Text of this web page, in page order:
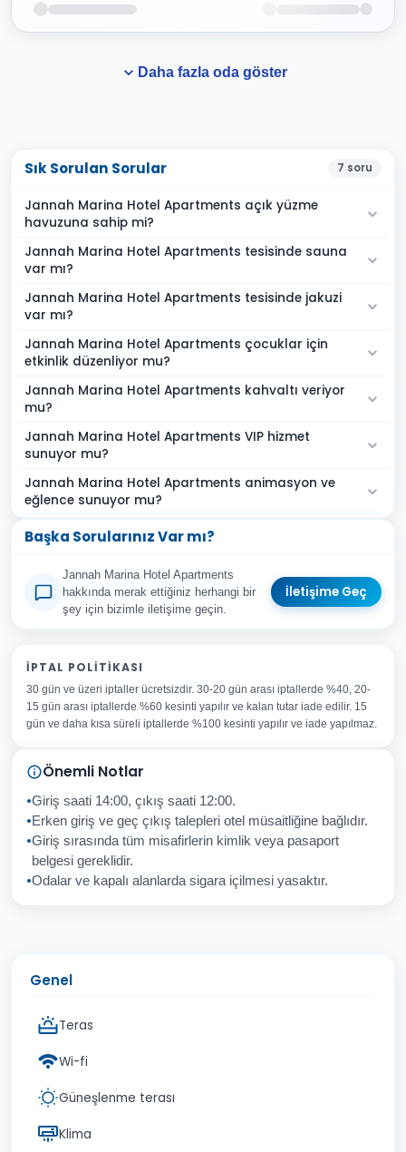
Daha fazla oda göster
Sık Sorulan Sorular 7 soru
Jannah Marina Hotel Apartments açık yüzme
havuzuna sahip mi?
Jannah Marina Hotel Apartments tesisinde sauna
var mı?
Jannah Marina Hotel Apartments tesisinde jakuzi
var mı?
Jannah Marina Hotel Apartments çocuklar için
etkinlik düzenliyor mu?
Jannah Marina Hotel Apartments kahvaltı veriyor
mu?
Jannah Marina Hotel Apartments VIP hizmet
sunuyor mu?
Jannah Marina Hotel Apartments animasyon ve
eğlence sunuyor mu?
Başka Sorularınız Var mı?
Jannah Marina Hotel Apartments
hakkında merak ettiğiniz herhangi bir
şey için bizimle iletişime geçin.
İletişime Geç
Adınız Soyadınız
E-posta Adresiniz
Konu
Sorunuz
İptal Gönder
İPTAL POLITIKASI
30 gün ve üzeri iptaller ücretsizdir. 30-20 gün arası iptallerde %40, 20-
15 gün arası iptallerde %60 kesinti yapılır ve kalan tutar iade edilir. 15
gün ve daha kısa süreli iptallerde %100 kesinti yapılır ve iade yapılmaz.
Önemli Notlar
Giriş saati 14:00, çıkış saati 12:00.
Erken giriş ve geç çıkış talepleri otel müsaitliğine bağlıdır.
Giriş sırasında tüm misafirlerin kimlik veya pasaport
belgesi gereklidir.
Odalar ve kapalı alanlarda sigara içilmesi yasaktır.
Genel
Teras
Wi-fi
Güneşlenme terası
Klima